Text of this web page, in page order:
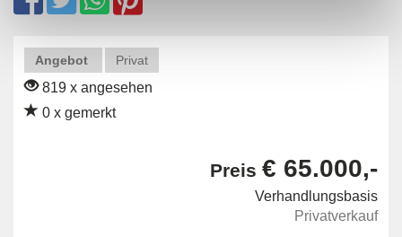
Angebot Privat
819 x angesehen
0 x gemerkt
Preis € 65.000,-
Verhandlungsbasis
Privatverkauf